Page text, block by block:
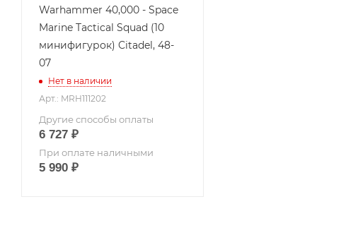
Warhammer 40,000 - Space
Marine Tactical Squad (10
минифигурок) Citadel, 48-
07
Нет в наличии
Арт.: MRH111202
Другие способы оплаты
6 727 ₽
При оплате наличными
5 990 ₽